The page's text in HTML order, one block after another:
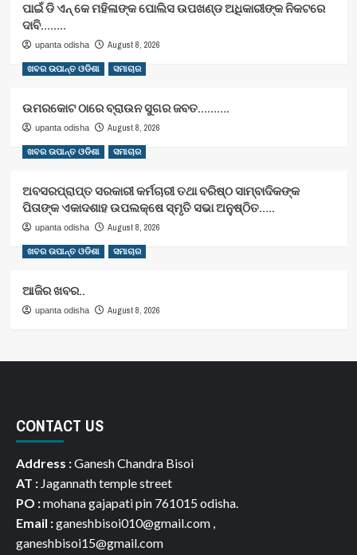
ପାଇଁ ଡି ଏନ୍ କେ ମହିଳାଙ୍କ ପୋଲିସ ଉପଖଣ୍ଡ ଅଧିକାରୀଙ୍କ ନିକଟରେ
ଦାବି……..
upanta odisha August 8, 2026
ଖବର ଉପାନ୍ତ ଓଡିଶା ସମାଚାର
ଉମରକୋଟ ଠାରେ ବ୍ରାଉନ ସୁଗର ଜବତ……….
upanta odisha August 8, 2026
ଖବର ଉପାନ୍ତ ଓଡିଶା ସମାଚାର
ଅବସରପ୍ରାପ୍ତ ସରକାରୀ କର୍ମଚାରୀ ତଥା ବରିଷ୍ଠ ସାମ୍ବାଦିକଙ୍କ
ପିତାଙ୍କ ଏକାଦଶାହ ଉପଲକ୍ଷେ ସ୍ମୃତି ସଭା ଅନୁଷ୍ଠିତ…..
upanta odisha August 8, 2026
ଖବର ଉପାନ୍ତ ଓଡିଶା ସମାଚାର
ଆଜିର ଖବର..
upanta odisha August 8, 2026
CONTACT US
Address :Ganesh Chandra Bisoi
AT : Jagannath temple street
PO :mohana gajapati pin 761015 odisha.
Email :ganeshbisoi010@gmail.com ,
ganeshbisoi15@gmail.com